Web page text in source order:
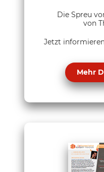
Die Spreu
von
Jetzt
Mehr